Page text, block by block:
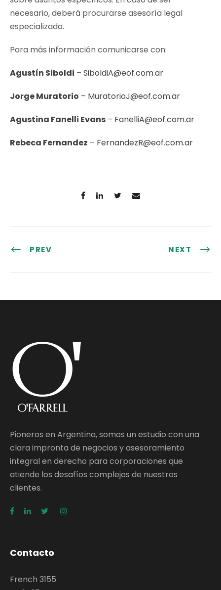
necesario, deberá procurarse asesoría legal
especializada.
Para más información comunicarse con:
Agustín Siboldi – SiboldiA@eof.com.ar
Jorge Muratorio – MuratorioJ@eof.com.ar
Agustina Fanelli Evans – FanelliA@eof.com.ar
Rebeca Fernandez – FernandezR@eof.com.ar
PREV NEXT
Pioneros en Argentina, somos un estudio con una
clara impronta de negocios y asesoramiento
integral en derecho para corporaciones que
atiende los desafíos complejos de nuestros
clientes.
Contacto
French 3155